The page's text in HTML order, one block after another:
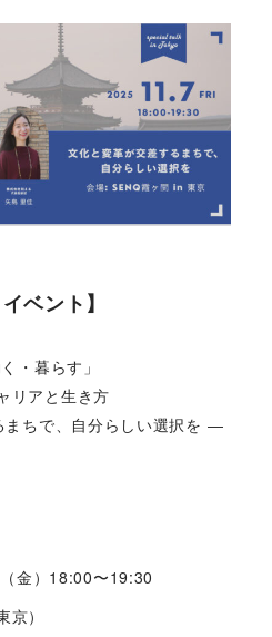
ベント】
・暮らす」
リアと生き方
ちで、自分らしい選択を ―
金）18:00〜19:30
）